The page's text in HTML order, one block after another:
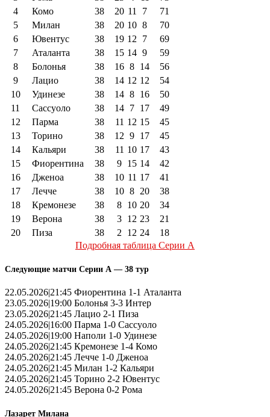
4
Комо 38 20 11 7
71
5
Милан 38 20 10 8
70
6
Ювентус 38 19 12 7
69
7
Аталанта 38 15 14 9
59
8
Болонья 38 16 8 14
56
9
Лацио 38 14 12 12
54
10
Удинезе 38 14 8 16
50
11
Сассуоло 38 14 7 17
49
12
Парма 38 11 12 15
45
13
Торино 38 12 9 17
45
14
Кальяри 38 11 10 17
43
15
Фиорентина 38 9 15 14
42
16
Дженоа 38 10 11 17
41
17
Лечче 38 10 8 20
38
18
Кремонезе 38 8 10 20
34
19
Верона 38 3 12 23
21
20
Пиза 38 2 12 24
18
Подробная таблица Серии А
Следующие матчи Серии А — 38 тур
22.05.2026|21:45 Фиорентина 1-1 Аталанта
23.05.2026|19:00 Болонья 3-3 Интер
23.05.2026|21:45 Лацио 2-1 Пиза
24.05.2026|16:00 Парма 1-0 Сассуоло
24.05.2026|19:00 Наполи 1-0 Удинезе
24.05.2026|21:45 Кремонезе 1-4 Комо
24.05.2026|21:45 Лечче 1-0 Дженоа
24.05.2026|21:45 Милан 1-2 Кальяри
24.05.2026|21:45 Торино 2-2 Ювентус
24.05.2026|21:45 Верона 0-2 Рома
Лазарет Милана